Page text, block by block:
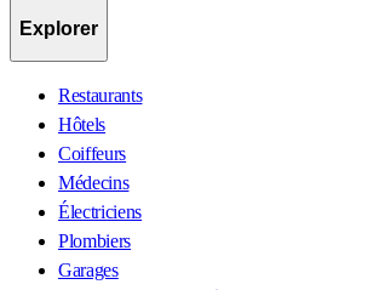
Explorer
Restaurants
Hôtels
Coiffeurs
Médecins
Électriciens
Plombiers
Garages